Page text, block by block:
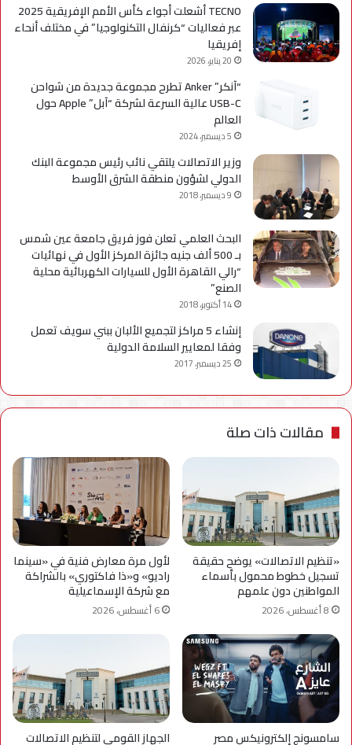
TECNO أشعلت أجواء كأس الأمم الإفريقية 2025
عبر فعاليات “كرنفال التكنولوجيا” في مختلف أنحاء
إفريقيا
20 يناير، 2026
“آنكر” Anker تطرح مجموعة جديدة من شواحن
USB-C عالية السرعة لشركة “آبل” Apple حول
العالم
5 ديسمبر، 2024
وزير الاتصالات يلتقي نائب رئيس مجموعة البنك
الدولي لشؤون منطقة الشرق الأوسط
9 ديسمبر، 2018
البحث العلمي تعلن فوز فريق جامعة عين شمس
بـ 500 ألف جنيه جائزة المركز الأول في نهائيات
“رالي القاهرة الأول للسيارات الكهربائية محلية
الصنع”
14 أكتوبر، 2018
إنشاء 5 مراكز لتجميع الألبان ببني سويف تعمل
وفقا لمعايير السلامة الدولية
25 ديسمبر، 2017
مقالات ذات صلة
«تنظيم الاتصالات» يوضح حقيقة
تسجيل خطوط محمول بأسماء
المواطنين دون علمهم
8 أغسطس، 2026
لأول مرة معارض فنية في «سينما
راديو» و«ذا فاكتوري» بالشراكة
مع شركة الإسماعيلية
6 أغسطس، 2026
سامسونج إلكترونيكس مصر الجهاز القومي لتنظيم الاتصالات